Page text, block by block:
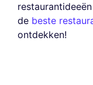
de beste
ontdekken!